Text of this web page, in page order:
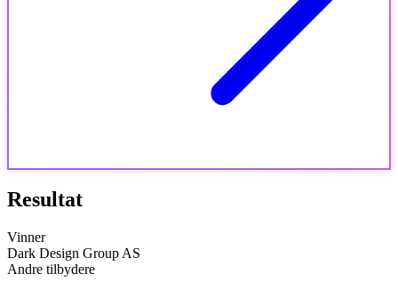
Resultat
Vinner
Dark Design Group AS
Andre tilbydere